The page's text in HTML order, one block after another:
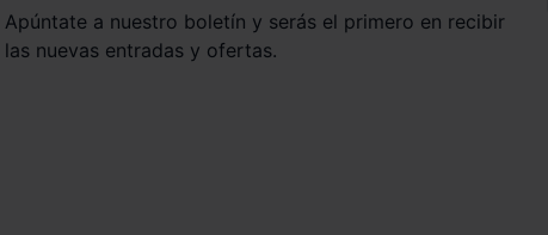
Apúntate a nuestro boletín y serás el primero en recibir
las nuevas entradas y ofertas.